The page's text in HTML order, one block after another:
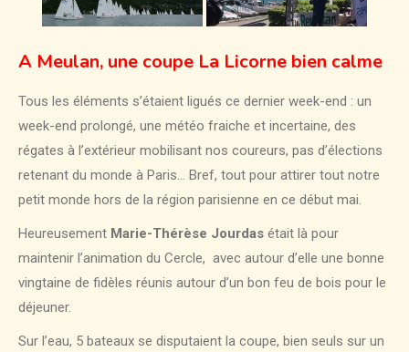
A Meulan, une coupe La Licorne bien calme
Tous les éléments s’étaient ligués ce dernier week-end : un
week-end prolongé, une météo fraiche et incertaine, des
régates à l’extérieur mobilisant nos coureurs, pas d’élections
retenant du monde à Paris… Bref, tout pour attirer tout notre
petit monde hors de la région parisienne en ce début mai.
Heureusement Marie-Thérèse Jourdas était là pour
maintenir l’animation du Cercle, avec autour d’elle une bonne
vingtaine de fidèles réunis autour d’un bon feu de bois pour le
déjeuner.
Sur l’eau, 5 bateaux se disputaient la coupe, bien seuls sur un